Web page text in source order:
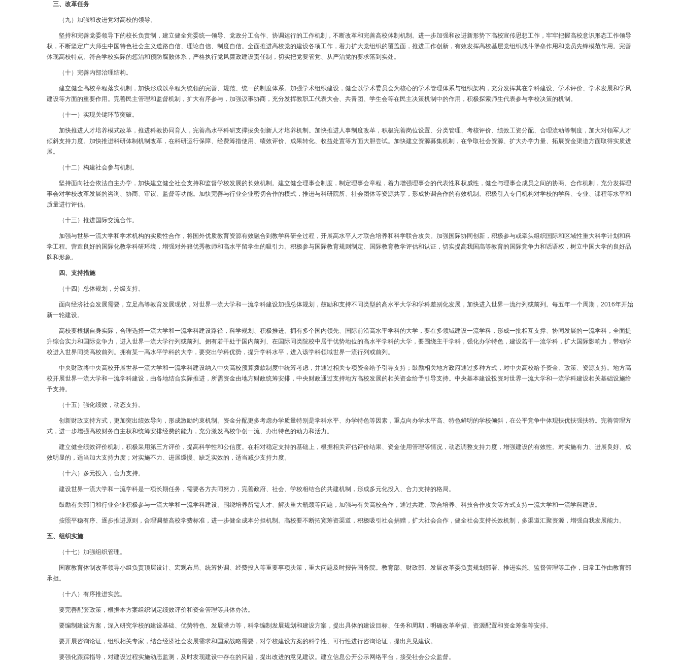
三、改革任务
（九）加强和改进党对高校的领导。
坚持和完善党委领导下的校长负责制，建立健全党委统一领导、党政分工合作、协调运行的工作机制，不断改革和完善高校体制机制。进一步加强和改进新形势下高校宣传思想工作，牢牢把握高校意识形态工作领导
权，不断坚定广大师生中国特色社会主义道路自信、理论自信、制度自信。全面推进高校党的建设各项工作，着力扩大党组织的覆盖面，推进工作创新，有效发挥高校基层党组织战斗堡垒作用和党员先锋模范作用。完善
体现高校特点、符合学校实际的惩治和预防腐败体系，严格执行党风廉政建设责任制，切实把党要管党、从严治党的要求落到实处。
（十）完善内部治理结构。
建立健全高校章程落实机制，加快形成以章程为统领的完善、规范、统一的制度体系。加强学术组织建设，健全以学术委员会为核心的学术管理体系与组织架构，充分发挥其在学科建设、学术评价、学术发展和学风
建设等方面的重要作用。完善民主管理和监督机制，扩大有序参与，加强议事协商，充分发挥教职工代表大会、共青团、学生会等在民主决策机制中的作用，积极探索师生代表参与学校决策的机制。
（十一）实现关键环节突破。
加快推进人才培养模式改革，推进科教协同育人，完善高水平科研支撑拔尖创新人才培养机制。加快推进人事制度改革，积极完善岗位设置、分类管理、考核评价、绩效工资分配、合理流动等制度，加大对领军人才
倾斜支持力度。加快推进科研体制机制改革，在科研运行保障、经费筹措使用、绩效评价、成果转化、收益处置等方面大胆尝试。加快建立资源募集机制，在争取社会资源、扩大办学力量、拓展资金渠道方面取得实质进
展。
（十二）构建社会参与机制。
坚持面向社会依法自主办学，加快建立健全社会支持和监督学校发展的长效机制。建立健全理事会制度，制定理事会章程，着力增强理事会的代表性和权威性，健全与理事会成员之间的协商、合作机制，充分发挥理
事会对学校改革发展的咨询、协商、审议、监督等功能。加快完善与行业企业密切合作的模式，推进与科研院所、社会团体等资源共享，形成协调合作的有效机制。积极引入专门机构对学校的学科、专业、课程等水平和
质量进行评估。
（十三）推进国际交流合作。
加强与世界一流大学和学术机构的实质性合作，将国外优质教育资源有效融合到教学科研全过程，开展高水平人才联合培养和科学联合攻关。加强国际协同创新，积极参与或牵头组织国际和区域性重大科学计划和科
学工程。营造良好的国际化教学科研环境，增强对外籍优秀教师和高水平留学生的吸引力。积极参与国际教育规则制定、国际教育教学评估和认证，切实提高我国高等教育的国际竞争力和话语权，树立中国大学的良好品
牌和形象。
四、支持措施
（十四）总体规划，分级支持。
面向经济社会发展需要，立足高等教育发展现状，对世界一流大学和一流学科建设加强总体规划，鼓励和支持不同类型的高水平大学和学科差别化发展，加快进入世界一流行列或前列。每五年一个周期，2016年开始
新一轮建设。
高校要根据自身实际，合理选择一流大学和一流学科建设路径，科学规划、积极推进。拥有多个国内领先、国际前沿高水平学科的大学，要在多领域建设一流学科，形成一批相互支撑、协同发展的一流学科，全面提
升综合实力和国际竞争力，进入世界一流大学行列或前列。拥有若干处于国内前列、在国际同类院校中居于优势地位的高水平学科的大学，要围绕主干学科，强化办学特色，建设若干一流学科，扩大国际影响力，带动学
校进入世界同类高校前列。拥有某一高水平学科的大学，要突出学科优势，提升学科水平，进入该学科领域世界一流行列或前列。
中央财政将中央高校开展世界一流大学和一流学科建设纳入中央高校预算拨款制度中统筹考虑，并通过相关专项资金给予引导支持；鼓励相关地方政府通过多种方式，对中央高校给予资金、政策、资源支持。地方高
校开展世界一流大学和一流学科建设，由各地结合实际推进，所需资金由地方财政统筹安排，中央财政通过支持地方高校发展的相关资金给予引导支持。中央基本建设投资对世界一流大学和一流学科建设相关基础设施给
予支持。
（十五）强化绩效，动态支持。
创新财政支持方式，更加突出绩效导向，形成激励约束机制。资金分配更多考虑办学质量特别是学科水平、办学特色等因素，重点向办学水平高、特色鲜明的学校倾斜，在公平竞争中体现扶优扶强扶特。完善管理方
式，进一步增强高校财务自主权和统筹安排经费的能力，充分激发高校争创一流、办出特色的动力和活力。
建立健全绩效评价机制，积极采用第三方评价，提高科学性和公信度。在相对稳定支持的基础上，根据相关评估评价结果、资金使用管理等情况，动态调整支持力度，增强建设的有效性。对实施有力、进展良好、成
效明显的，适当加大支持力度；对实施不力、进展缓慢、缺乏实效的，适当减少支持力度。
（十六）多元投入，合力支持。
建设世界一流大学和一流学科是一项长期任务，需要各方共同努力，完善政府、社会、学校相结合的共建机制，形成多元化投入、合力支持的格局。
鼓励有关部门和行业企业积极参与一流大学和一流学科建设。围绕培养所需人才、解决重大瓶颈等问题，加强与有关高校合作，通过共建、联合培养、科技合作攻关等方式支持一流大学和一流学科建设。
按照平稳有序、逐步推进原则，合理调整高校学费标准，进一步健全成本分担机制。高校要不断拓宽筹资渠道，积极吸引社会捐赠，扩大社会合作，健全社会支持长效机制，多渠道汇聚资源，增强自我发展能力。
五、组织实施
（十七）加强组织管理。
国家教育体制改革领导小组负责顶层设计、宏观布局、统筹协调、经费投入等重要事项决策，重大问题及时报告国务院。教育部、财政部、发展改革委负责规划部署、推进实施、监督管理等工作，日常工作由教育部
承担。
（十八）有序推进实施。
要完善配套政策，根据本方案组织制定绩效评价和资金管理等具体办法。
要编制建设方案，深入研究学校的建设基础、优势特色、发展潜力等，科学编制发展规划和建设方案，提出具体的建设目标、任务和周期，明确改革举措、资源配置和资金筹集等安排。
要开展咨询论证，组织相关专家，结合经济社会发展需求和国家战略需要，对学校建设方案的科学性、可行性进行咨询论证，提出意见建议。
要强化跟踪指导，对建设过程实施动态监测，及时发现建设中存在的问题，提出改进的意见建议。建立信息公开公示网络平台，接受社会公众监督。